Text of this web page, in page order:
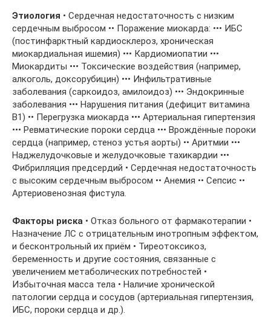
Этиология • Сердечная недостаточность с низким
сердечным выбросом •• Поражение миокарда: ••• ИБС
(постинфарктный кардиосклероз, хроническая
миокардиальная ишемия) ••• Кардиомиопатии •••
Миокардиты ••• Токсические воздействия (например,
алкоголь, доксорубицин) ••• Инфильтративные
заболевания (саркоидоз, амилоидоз) ••• Эндокринные
заболевания ••• Нарушения питания (дефицит витамина
В1) •• Перегрузка миокарда ••• Артериальная гипертензия
••• Ревматические пороки сердца ••• Врождённые пороки
сердца (например, стеноз устья аорты) •• Аритмии •••
Наджелудочковые и желудочковые тахикардии •••
Фибрилляция предсердий • Сердечная недостаточность
с высоким сердечным выбросом •• Анемия •• Сепсис ••
Артериовенозная фистула.
Факторы риска • Отказ больного от фармакотерапии •
Назначение ЛС с отрицательным инотропным эффектом,
и бесконтрольный их приём • Тиреотоксикоз,
беременность и другие состояния, связанные с
увеличением метаболических потребностей •
Избыточная масса тела • Наличие хронической
патологии сердца и сосудов (артериальная гипертензия,
ИБС, пороки сердца и др.).